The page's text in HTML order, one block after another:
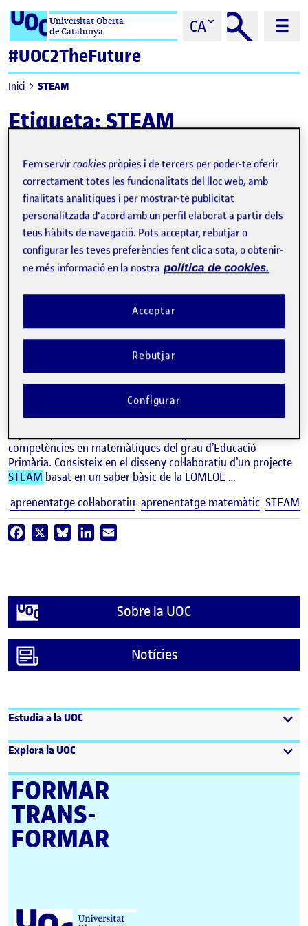
Saltar al contingutUniversitat Oberta
de Catalunya
CA
#UOC2TheFuture
Inici STEAM
Etiqueta:STEAM
Infografia
Connectant Sabers: Els projectes
com a motor
d’aprenentatge matemàtic.
competències en matemàtiques del grau d’Educació
Primària. Consisteix en el disseny col·laboratiu d’un projecte
STEAM basat en un saber bàsic de la LOMLOE …
aprenentatge col·laboratiu aprenentatge matemàtic STEAM
Facebook BlueskyLinkedIn
Sobre la UOC
Notícies
Estudia a la UOC
Explora la UOC
FORMAR
TRANS­
FORMAR
Universitat Oberta de Catalunya (UOC)
Fem servircookies pròpies i de tercers per poder-te oferir
correctament totes les funcionalitats del lloc web, amb
finalitats analítiques i per mostrar-te publicitat
personalitzada d'acord amb un perfil elaborat a partir dels
teus hàbits de navegació. Pots acceptar, rebutjar o
configurar les teves preferències fent clic a sota, o obtenir-
ne més informació en la nostra política de cookies.
Rebutjar
Acceptar
Configurar